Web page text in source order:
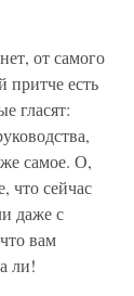
от самого
притче есть
гласят:
самое. О,
что сейчас
даже с
вам
ли!